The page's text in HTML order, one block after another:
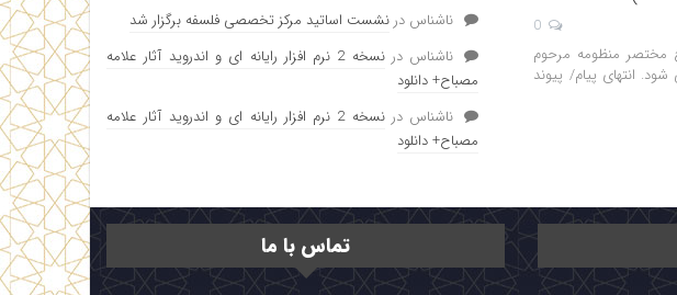
سال تحصیلی 1400-1401) کتاب شرح مختصر منظومه مرحوم
انتهای پیام/ پیوند
ناشناس در نشست اساتید مرکز تخصصی فلسفه برگزار شد
ناشناس در
نسخه 2 نرم افزار رایانه ای و اندروید آثار علامه
مصباح+ دانلود
ناشناس در
نسخه 2 نرم افزار رایانه ای و اندروید آثار علامه
مصباح+ دانلود
تماس با ما